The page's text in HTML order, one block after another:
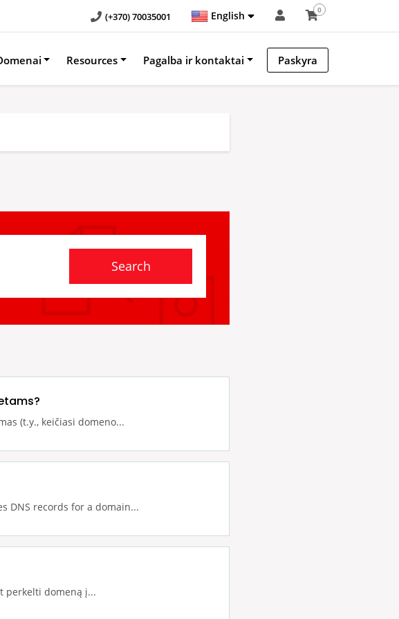
(+370) 70035001 English 0
Resources Pagalba ir kontaktai Paskyra
(t.y., keičiasi domeno...
DNS records for a domain...
perkelti domeną į...